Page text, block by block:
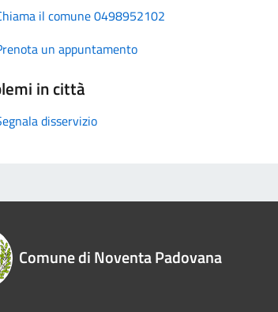
il comune 0498952102
un appuntamento
in città
disservizio
Comune di Noventa Padovana